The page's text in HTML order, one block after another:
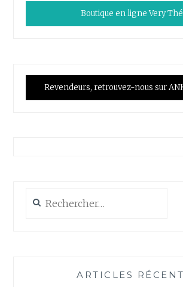
Boutique en ligne Very
Revendeurs, retrouvez-nous sur
ARTICLES